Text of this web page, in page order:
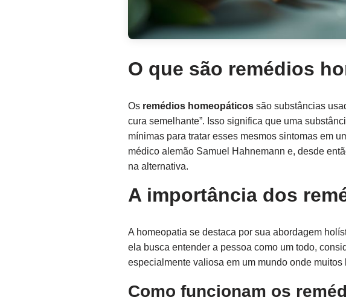
O que são remédios
Os remédios homeopáticos são substâncias
cura semelhante”. Isso significa que uma
mínimas para tratar esses mesmos sintomas em
médico alemão Samuel Hahnemann e, desde
na alternativa.
A importância dos
A homeopatia se destaca por sua abordagem
ela busca entender a pessoa como um todo,
especialmente valiosa em um mundo onde
Como funcionam os